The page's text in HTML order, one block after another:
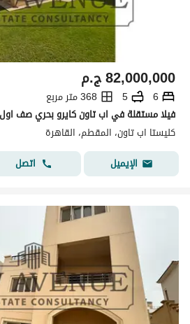
ج.م82,000,000
6
5
368 متر مربع
كليستا اب تاون، المقطم، القاهرة
الإيميل
اتصل